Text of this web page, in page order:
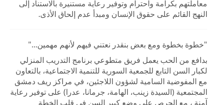
معاملتهم بكرامة واحترام وتوفير رعاية مستنيرة بالاستناد إلى
النهج القائم على حقوق الإنسان ومبدأ عدم إلحاق الأذى.
"خطوة بخطوة ومع بعض بنقدر نعتني فيهم لأنهم مهمين..."
بدافع من الحب يعمل فريق متطوعي برنامج التدريب المنزلي
لكبار السن التابع للجمعية السورية للتنمية الاجتماعية، بالتعاون
مع المفوضية السامية لشؤون اللاجئين، في مراكز ريف دمشق
المجتمعية (السيدة زينب، الهامة، جرمانا، عدرا) على توفير رعاية
آمنة ، مع الحرص على وضع كبير السن في قلب الخطة